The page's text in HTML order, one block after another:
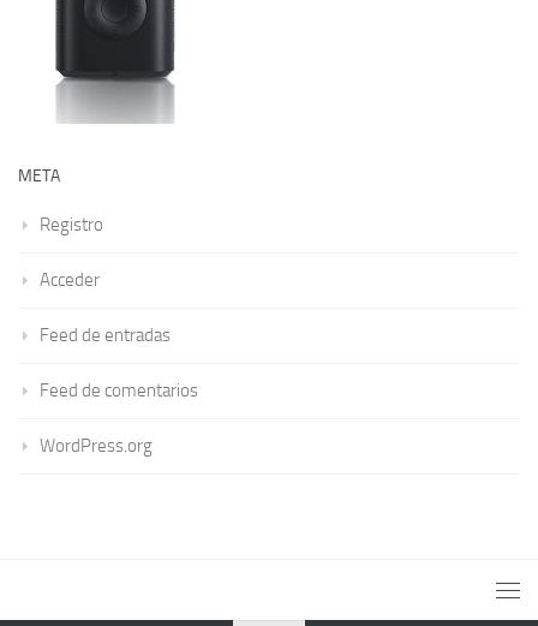
META
Registro
Acceder
Feed de entradas
Feed de comentarios
WordPress.org